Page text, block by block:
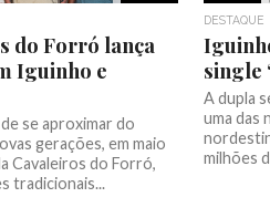
do Forró lança
Iguinho e
se aproximar do
gerações, em maio
Cavaleiros do Forró,
tradicionais...
DESTAQUE
single
A dupla
uma das
milhões